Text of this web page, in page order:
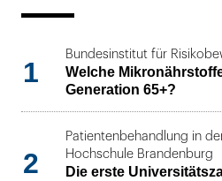
1
Bundesinstitut für
Welche
Generation 65+?
2
Patientenbehandlung in
Hochschule Brandenburg
Die erste